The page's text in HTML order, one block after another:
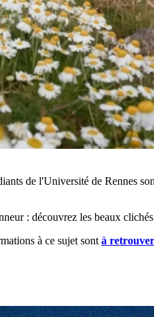
de l'Université de Rennes
: découvrez les beaux
à ce sujet sont à